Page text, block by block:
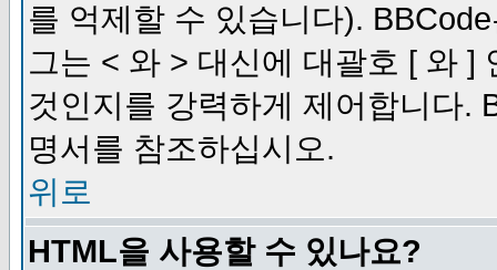
를 억제할 수 있습니다).
그는 < 와 > 대신에 대괄호 [ 와 ]
것인지를 강력하게 제어합니다.
명서를 참조하십시오.
위로
HTML을 사용할 수 있나요?